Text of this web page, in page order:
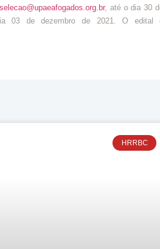
selecao@upaeafogados.org.br, até o dia 30
03 de dezembro de 2021. O
HRRBC